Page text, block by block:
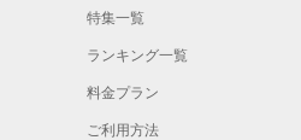
特集一覧
ランキング一覧
料金プラン
ご利用方法